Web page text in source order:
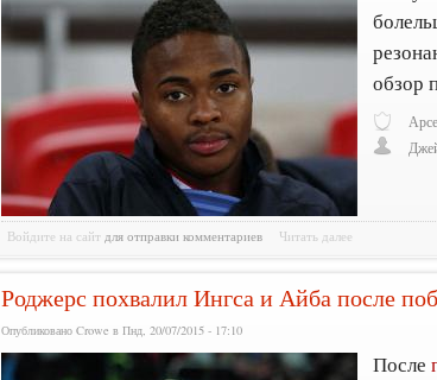
обзор
Войдите на сайт для отправки комментариев Читать далее
Роджерс похвалил Ингса и Айба после
Опубликовано Crowe в Пнд, 20/07/2015 - 17:10
После